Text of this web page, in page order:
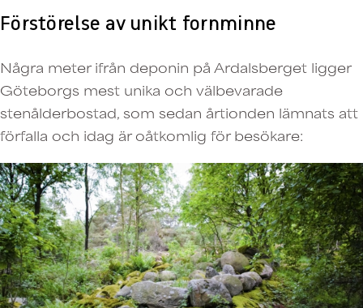
Förstörelse av unikt fornminne
Några meter ifrån deponin på Ardalsberget ligger
Göteborgs mest unika och välbevarade
stenålderbostad, som sedan årtionden lämnats att
förfalla och idag är oåtkomlig för besökare: